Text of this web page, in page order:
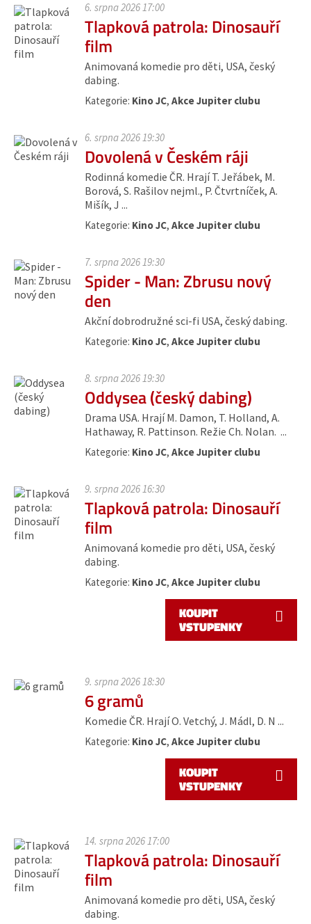
6. srpna 2026 17:00
Tlapková patrola: Dinosauří
film
Animovaná komedie pro děti, USA, český
dabing.
Kategorie: Kino JC, Akce Jupiter clubu
6. srpna 2026 19:30
Dovolená v Českém ráji
Rodinná komedie ČR. Hrají T. Jeřábek, M.
Borová, S. Rašilov nejml., P. Čtvrtníček, A.
Mišík, J ...
Kategorie: Kino JC, Akce Jupiter clubu
7. srpna 2026 19:30
Spider - Man: Zbrusu nový
den
Akční dobrodružné sci-fi USA, český dabing.
Kategorie: Kino JC, Akce Jupiter clubu
8. srpna 2026 19:30
Oddysea (český dabing)
Drama USA. Hrají M. Damon, T. Holland, A.
Hathaway, R. Pattinson. Režie Ch. Nolan. ...
Kategorie: Kino JC, Akce Jupiter clubu
9. srpna 2026 16:30
Tlapková patrola: Dinosauří
film
Animovaná komedie pro děti, USA, český
dabing.
Kategorie: Kino JC, Akce Jupiter clubu
KOUPIT
VSTUPENKY
9. srpna 2026 18:30
6 gramů
Komedie ČR. Hrají O. Vetchý, J. Mádl, D. N ...
Kategorie: Kino JC, Akce Jupiter clubu
KOUPIT
VSTUPENKY
14. srpna 2026 17:00
Tlapková patrola: Dinosauří
film
Animovaná komedie pro děti, USA, český
dabing.